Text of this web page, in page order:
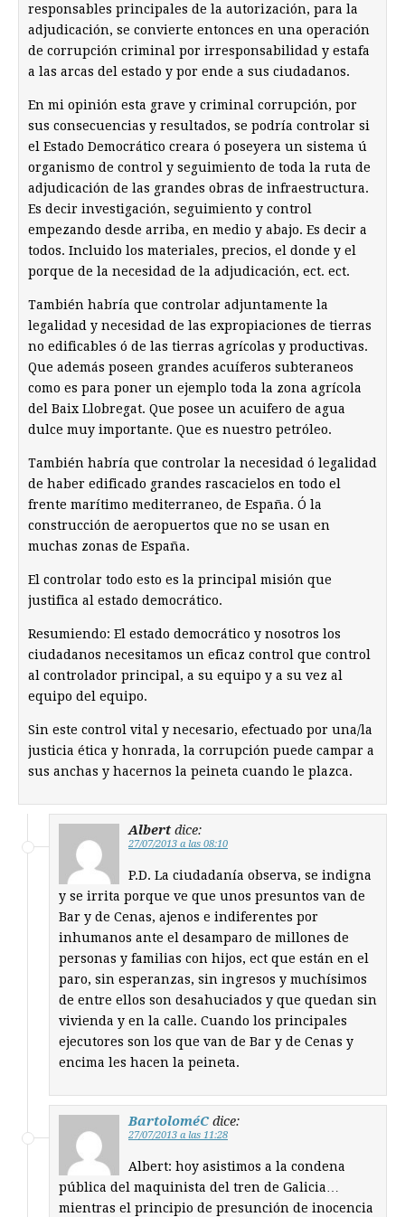
responsables principales de la autorización, para la
adjudicación, se convierte entonces en una operación
de corrupción criminal por irresponsabilidad y estafa
a las arcas del estado y por ende a sus ciudadanos.
En mi opinión esta grave y criminal corrupción, por
sus consecuencias y resultados, se podría controlar si
el Estado Democrático creara ó poseyera un sistema ú
organismo de control y seguimiento de toda la ruta de
adjudicación de las grandes obras de infraestructura.
Es decir investigación, seguimiento y control
empezando desde arriba, en medio y abajo. Es decir a
todos. Incluido los materiales, precios, el donde y el
porque de la necesidad de la adjudicación, ect. ect.
También habría que controlar adjuntamente la
legalidad y necesidad de las expropiaciones de tierras
no edificables ó de las tierras agrícolas y productivas.
Que además poseen grandes acuíferos subteraneos
como es para poner un ejemplo toda la zona agrícola
del Baix Llobregat. Que posee un acuifero de agua
dulce muy importante. Que es nuestro petróleo.
También habría que controlar la necesidad ó legalidad
de haber edificado grandes rascacielos en todo el
frente marítimo mediterraneo, de España. Ó la
construcción de aeropuertos que no se usan en
muchas zonas de España.
El controlar todo esto es la principal misión que
justifica al estado democrático.
Resumiendo: El estado democrático y nosotros los
ciudadanos necesitamos un eficaz control que control
al controlador principal, a su equipo y a su vez al
equipo del equipo.
Sin este control vital y necesario, efectuado por una/la
justicia ética y honrada, la corrupción puede campar a
sus anchas y hacernos la peineta cuando le plazca.
Albert dice:
27/07/2013 a las 08:10
P.D. La ciudadanía observa, se indigna
y se irrita porque ve que unos presuntos van de
Bar y de Cenas, ajenos e indiferentes por
inhumanos ante el desamparo de millones de
personas y familias con hijos, ect que están en el
paro, sin esperanzas, sin ingresos y muchísimos
de entre ellos son desahuciados y que quedan sin
vivienda y en la calle. Cuando los principales
ejecutores son los que van de Bar y de Cenas y
encima les hacen la peineta.
BartoloméC dice:
27/07/2013 a las 11:28
Albert: hoy asistimos a la condena
pública del maquinista del tren de Galicia…
mientras el principio de presunción de inocencia